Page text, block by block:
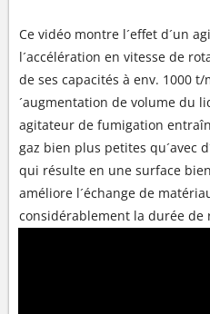
Ce vidéo montre l´effet d´un
l´accélération en vitesse de
de ses capacités à env. 1000
´augmentation de volume du
agitateur de fumigation
gaz bien plus petites qu´avec
qui résulte en une surface
améliore l´échange de
considérablement la durée de